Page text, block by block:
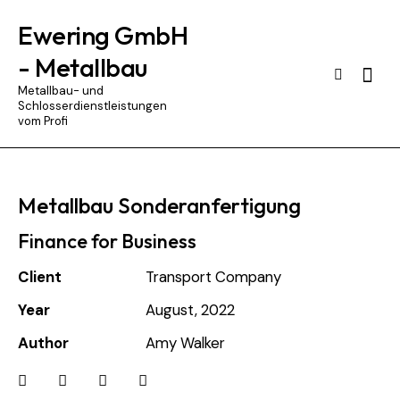
Ewering GmbH
- Metallbau
Metallbau- und
Schlosserdienstleistungen
vom Profi
Metallbau Sonderanfertigung
Finance for Business
Client
Transport Company
Year
August, 2022
Author
Amy Walker
TwitterFacebook
Email
Copy